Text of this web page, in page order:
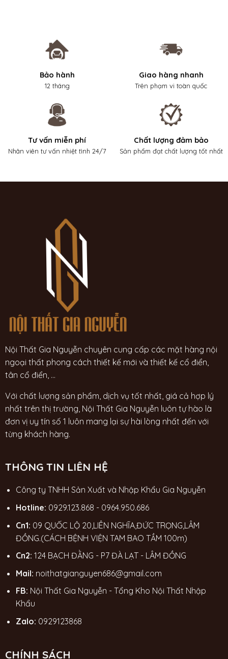
Bảo hành
12 tháng
Giao hàng nhanh
Trên phạm vi toàn quốc
Tư vấn miễn phí
Nhân viên tư vấn nhiệt tình 24/7
Chất lượng đảm bảo
Sản phẩm đạt chất lượng tốt nhất
Nội Thất Gia Nguyễn chuyên cung cấp các mặt hàng nội
ngoại thất phong cách thiết kế mới và thiết kế cổ điển,
tân cổ điển, ...
Với chất lượng sản phẩm, dịch vụ tốt nhất, giá cả hợp lý
nhất trên thị trường, Nội Thất Gia Nguyễn luôn tự hào là
đơn vị uy tín số 1 luôn mang lại sự hài lòng nhất đến với
từng khách hàng.
THÔNG TIN LIÊN HỆ
Công ty TNHH Sản Xuất và Nhập Khẩu Gia Nguyễn
Hotline: 0929.123.868 - 0964.950.686
Cn1: 09 QUỐC LỘ 20,LIÊN NGHĨA,ĐỨC TRỌNG,LÂM
ĐỒNG.(CÁCH BỆNH VIỆN TAM BAO TẦM 100m)
Cn2: 124 BẠCH ĐẰNG - P7 ĐÀ LẠT - LÂM ĐỒNG
Mail: noithatgianguyen686@gmail.com
FB: Nội Thất Gia Nguyễn - Tổng Kho Nội Thất Nhập
Khẩu
Zalo: 0929123868
CHÍNH SÁCH